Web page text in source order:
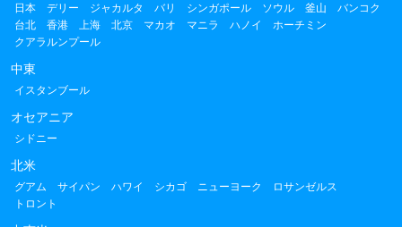
日本 デリー ジャカルタ バリ シンガポール ソウル 釜山
バンコク
台北
香港 上海 北京 マカオ マニラ ハノイ
ホーチミン
クアラルンプール
中東
イスタンブール
オセアニア
シドニー
北米
グアム サイパン ハワイ シカゴ ニューヨーク
ロサンゼルス
トロント